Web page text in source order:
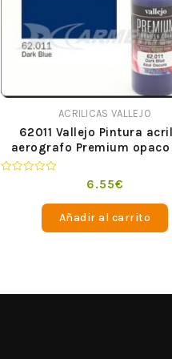
ACRILICAS VALLEJO
62011 Vallejo Pintura
aerografo Premium opaco
6.55€
Añadir al carrito